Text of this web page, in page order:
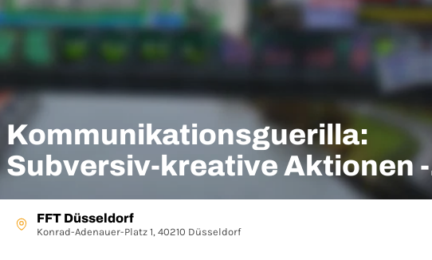
Kommunikationsguerilla:
Subversiv-kreative Aktionen -
Workshop mit Hanna Poddig
FFT Düsseldorf
Konrad-Adenauer-Platz 1, 40210 Düsseldorf